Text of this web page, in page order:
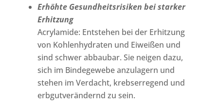
Erhöhte Gesundheitsrisiken bei starker
Erhitzung
Acrylamide: Entstehen bei der Erhitzung
von Kohlenhydraten und Eiweißen und
sind schwer abbaubar. Sie neigen dazu,
sich im Bindegewebe anzulagern und
stehen im Verdacht, krebserregend und
erbgutverändernd zu sein.